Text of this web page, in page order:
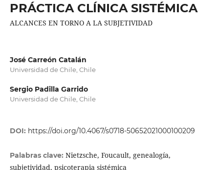
PRÁCTICA CLÍNICA SISTÉMICA
ALCANCES EN TORNO A LA SUBJETIVIDAD
José Carreón Catalán
Universidad de Chile, Chile
Sergio Padilla Garrido
Universidad de Chile, Chile
DOI: https://doi.org/10.4067/s0718-50652021000100209
Palabras clave: Nietzsche, Foucault, genealogía,
subjetividad, psicoterapia sistémica